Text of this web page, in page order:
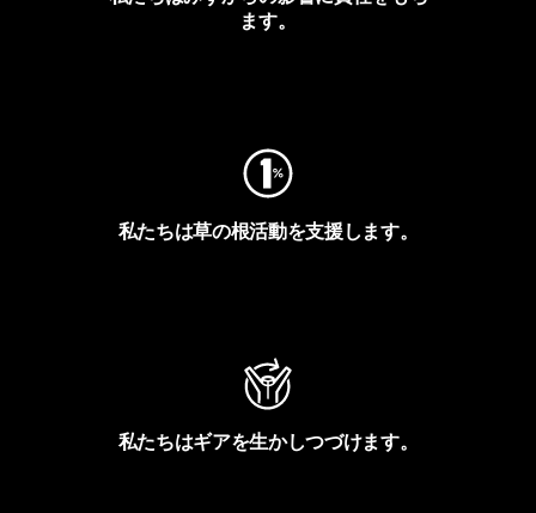
ます。
私たちは草の根活動を支援します。
私たちはギアを生かしつづけます。